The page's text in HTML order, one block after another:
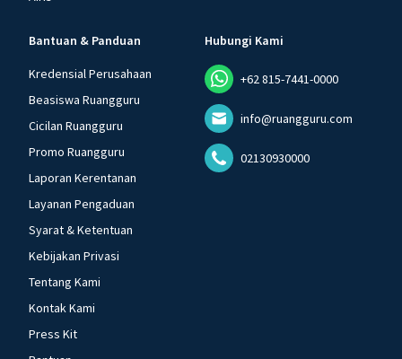
Bantuan & Panduan
Kredensial Perusahaan
Beasiswa Ruangguru
Cicilan Ruangguru
Promo Ruangguru
Laporan Kerentanan
Layanan Pengaduan
Syarat & Ketentuan
Kebijakan Privasi
Tentang Kami
Kontak Kami
Press Kit
Hubungi Kami
+62 815-7441-0000
info@ruangguru.com
02130930000